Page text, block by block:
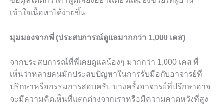
เข้าใจเนื้อหาได้ง่ายขึ้น
มุมมองจากพี่ (ประสบการณ์ดูแลมากกว่า 1,000 เคส)
จากประสบการณ์ที่พี่เคยดูแลน้องๆ มากกว่า 1,000 เคส พี่
เห็นว่าหลายคนมักประสบปัญหาในการรับมือกับอาจารย์ที่
ปรึกษาหรือกรรมการสอบครับ บางครั้งอาจารย์ที่ปรึกษาอาจ
จะมีความคิดเห็นที่แตกต่างจากเราหรือมีความคาดหวังที่สูง